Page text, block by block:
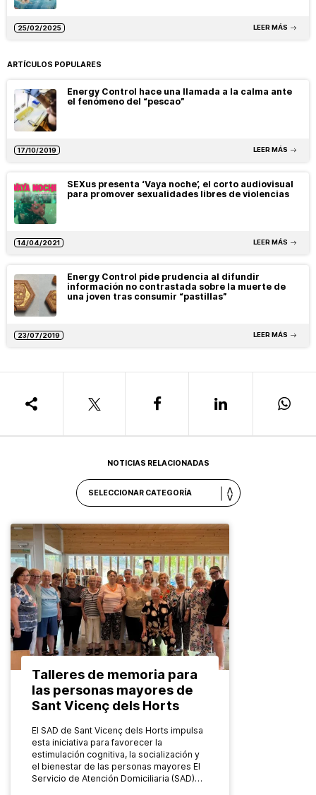
25/02/2025 LEER MÁS
ARTÍCULOS POPULARES
Energy Control hace una llamada a la calma ante
el fenómeno del “pescao”
17/10/2019 LEER MÁS
SEXus presenta ‘Vaya noche’, el corto audiovisual
para promover sexualidades libres de violencias
14/04/2021 LEER MÁS
Energy Control pide prudencia al difundir
información no contrastada sobre la muerte de
una joven tras consumir “pastillas”
23/07/2019 LEER MÁS
NOTICIAS RELACIONADAS
Talleres de memoria para
las personas mayores de
Sant Vicenç dels Horts
El SAD de Sant Vicenç dels Horts impulsa
esta iniciativa para favorecer la
estimulación cognitiva, la socialización y
el bienestar de las personas mayores El
Servicio de Atención Domiciliaria (SAD)…